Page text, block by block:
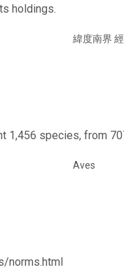
holdings.
緯度南界
1,456 species, from
Aves
norms.html